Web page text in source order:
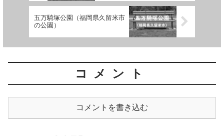
五万騎塚公園（福岡県久留米市
の公園）
コメント
コメントを書き込む